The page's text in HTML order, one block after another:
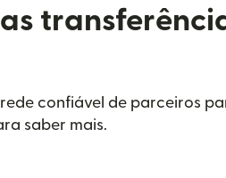
confiável de parceiros
saber mais.